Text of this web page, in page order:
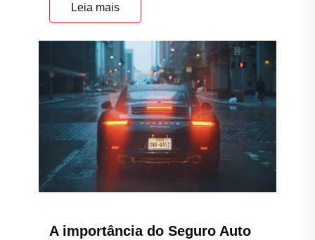
Leia mais
A importância do Seguro Auto